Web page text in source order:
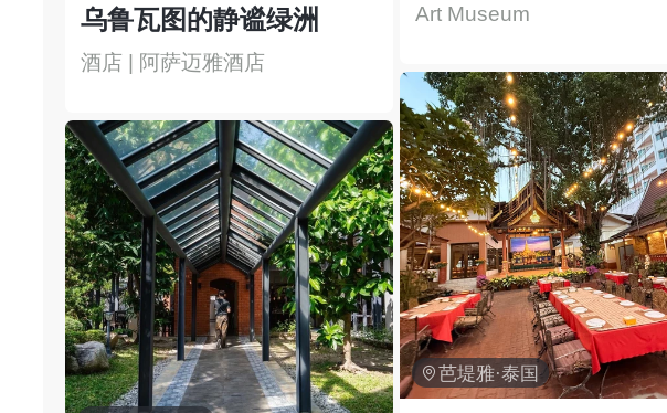
乌鲁瓦图的静谧绿洲
酒店 | 阿萨迈雅酒店
赏花园和美丽的建筑。
Art Museum
芭堤雅·泰国